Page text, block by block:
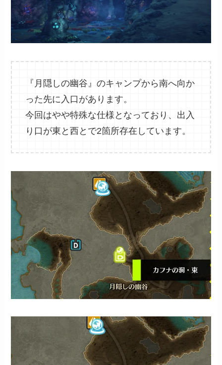
『月隠しの幽谷』のキャンプから南へ向か
った先に入口があります。
今回はやや特殊な仕様となっており、出入
り口が東と西とで2箇所存在しています。